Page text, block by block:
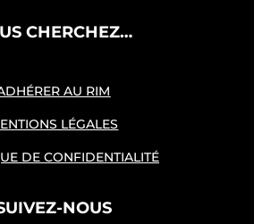
CHERCHEZ…
AU RIM
LÉGALES
DE CONFIDENTIALITÉ
NOUS